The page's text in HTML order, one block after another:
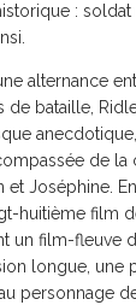
: soldat
alternance
de bataille,
de la
Joséphine.
huitième film
un film-fleuve
longue, une
personnage